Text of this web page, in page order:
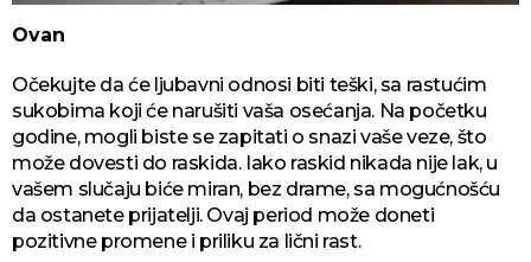
Ovan
Očekujte da će ljubavni odnosi biti teški, sa rastućim
sukobima koji će narušiti vaša osećanja. Na početku
godine, mogli biste se zapitati o snazi vaše veze, što
može dovesti do raskida. Iako raskid nikada nije lak, u
vašem slučaju biće miran, bez drame, sa mogućnošću
da ostanete prijatelji. Ovaj period može doneti
pozitivne promene i priliku za lični rast.